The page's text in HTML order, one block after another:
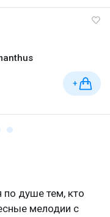
+
душе тем, кто
мелодии с